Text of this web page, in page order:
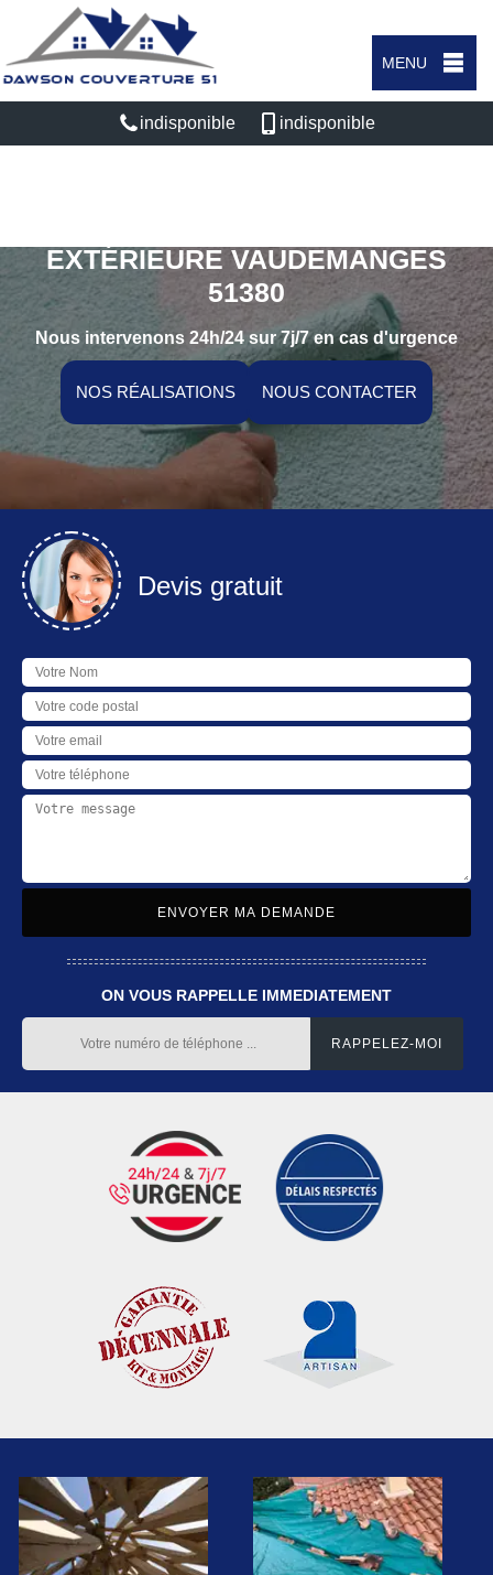
MENU
indisponible indisponible
EXTÉRIEURE VAUDEMANGES
51380
Nous intervenons 24h/24 sur 7j/7 en cas d'urgence
NOS RÉALISATIONS NOUS CONTACTER
Devis gratuit
ON VOUS RAPPELLE IMMEDIATEMENT